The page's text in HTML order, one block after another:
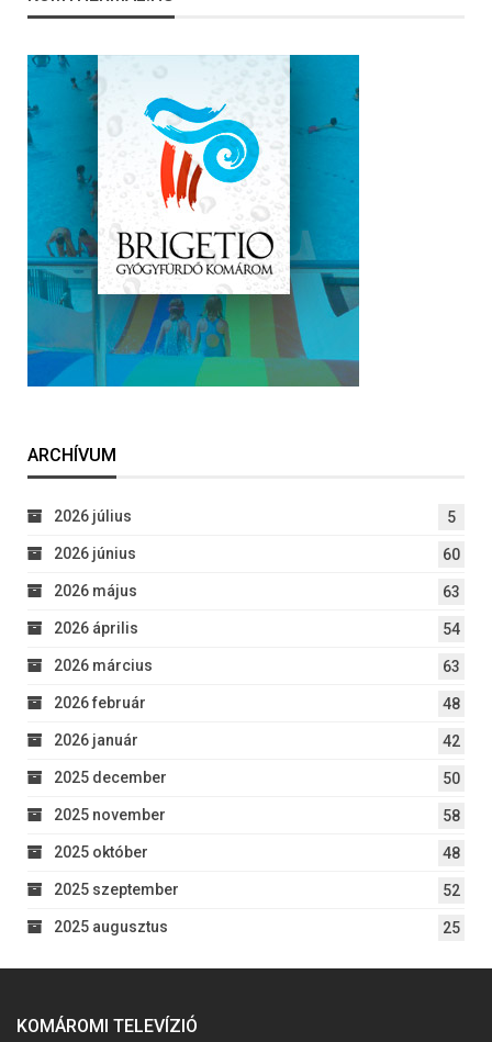
ARCHÍVUM
2026 július 5
2026 június 60
2026 május 63
2026 április 54
2026 március 63
2026 február 48
2026 január 42
2025 december 50
2025 november 58
2025 október 48
2025 szeptember 52
2025 augusztus 25
KOMÁROMI TELEVÍZIÓ